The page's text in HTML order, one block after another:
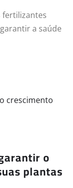
fertilizantes
a saúde
o
plantas